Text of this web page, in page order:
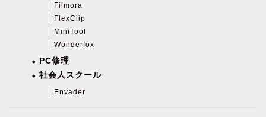
Filmora
FlexClip
MiniTool
Wonderfox
PC修理
社会人スクール
Envader